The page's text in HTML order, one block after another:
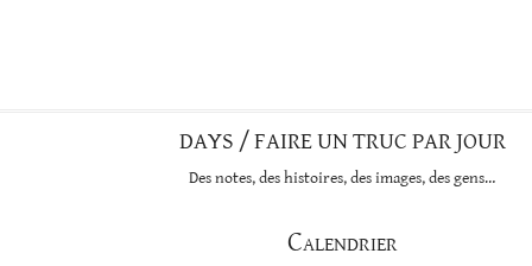
DAYS / FAIRE UN TRUC PAR JOUR
Des notes, des histoires, des images, des gens…
Calendrier